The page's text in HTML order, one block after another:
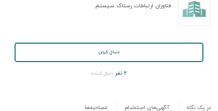
فناوران ارتباطات رستاک سیستم
دنبال کردن
۲ نفر دنبال کننده
در یک نگاه آگهی‌های استخدام مصاحبه‌ها